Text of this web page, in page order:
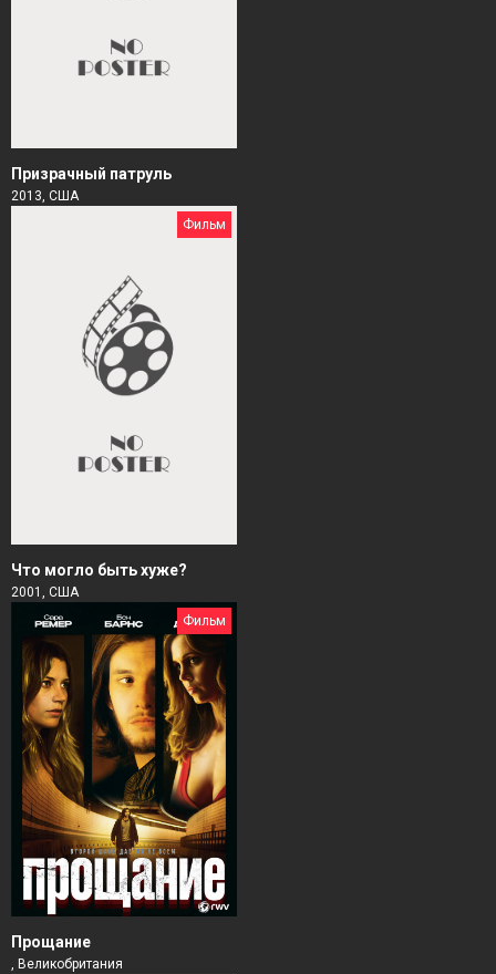
Призрачный патруль
2013, США
Фильм
Чтo могло быть хуже?
2001, США
Фильм
Прощание
, Великобритания